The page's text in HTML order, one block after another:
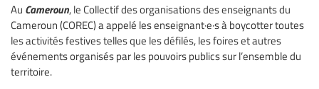
Au Cameroun, le Collectif des organisations des enseignants du
Cameroun (COREC) a appelé les enseignant·e·s à boycotter toutes
les activités festives telles que les défilés, les foires et autres
événements organisés par les pouvoirs publics sur l’ensemble du
territoire.